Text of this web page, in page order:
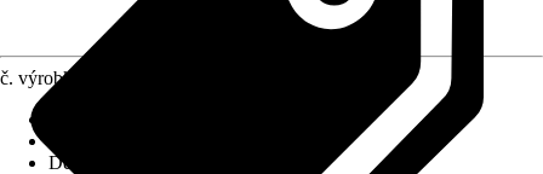
č. výrobku
Délka